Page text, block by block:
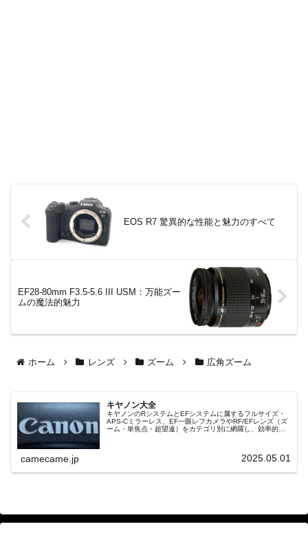
EOS R7 驚異的な性能と魅力のすべて
EF28-80mm F3.5-5.6 III USM：万能ズー
ムの魔法的魅力
ホーム レンズ ズーム 広角ズーム
キヤノン大全
キヤノンのRシステムとEFシステムに属するフルサイズ・
APS-Cミラーレス、EF一眼レフカメラやRF/EFレンズ（ズ
ーム・単焦点・超望遠）をカテゴリ別に網羅し、効率的に
camecame.jp 2025.05.01